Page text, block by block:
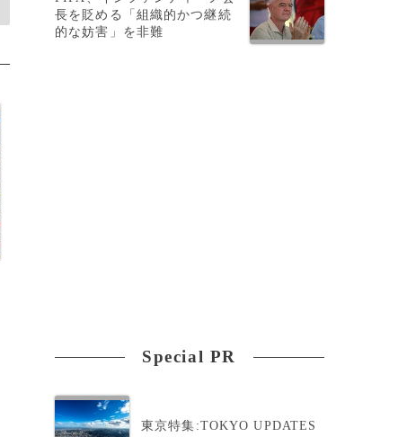
長を貶める「組織的かつ継続
的な妨害」を非難
Special PR
東京特集:TOKYO UPDATES